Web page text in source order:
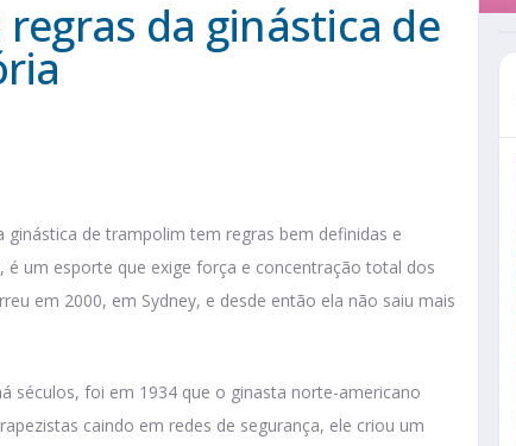
da ginástica de
ginástica de trampolim tem regras bem definidas e
um esporte que exige força e concentração total dos
em 2000, em Sydney, e desde então ela não saiu mais
séculos, foi em 1934 que o ginasta norte-americano
caindo em redes de segurança, ele criou um